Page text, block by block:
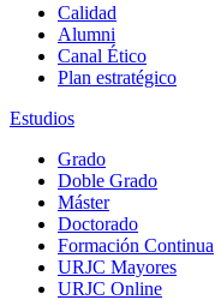
Calidad
Alumni
Canal Ético
Plan estratégico
Estudios
Grado
Doble Grado
Máster
Doctorado
Formación Continua
URJC Mayores
URJC Online